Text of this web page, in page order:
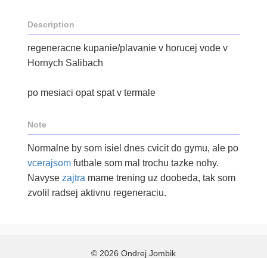
Description
regeneracne kupanie/plavanie v horucej vode v
Hornych Salibach
po mesiaci opat spat v termale
Note
Normalne by som isiel dnes cvicit do gymu, ale po
vcerajsom futbale som mal trochu tazke nohy.
Navyse zajtra mame trening uz doobeda, tak som
zvolil radsej aktivnu regeneraciu.
© 2026 Ondrej Jombik